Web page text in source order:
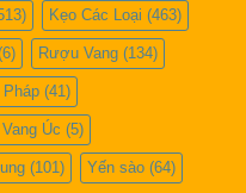
Kẹo Các Loại (463)
Rượu Vang (134)
(41)
Úc (5)
(101) Yến sào (64)